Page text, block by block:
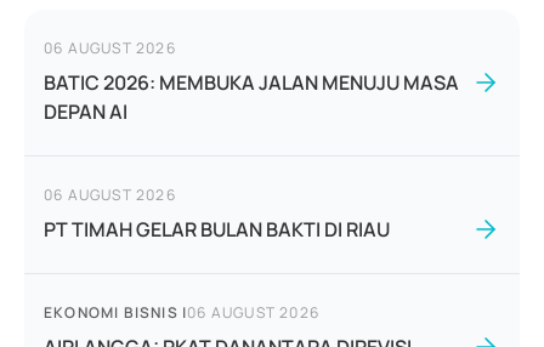
06 AUGUST 2026
BATIC 2026: MEMBUKA JALAN MENUJU MASA
DEPAN AI
06 AUGUST 2026
PT TIMAH GELAR BULAN BAKTI DI RIAU
EKONOMI BISNIS |06 AUGUST 2026